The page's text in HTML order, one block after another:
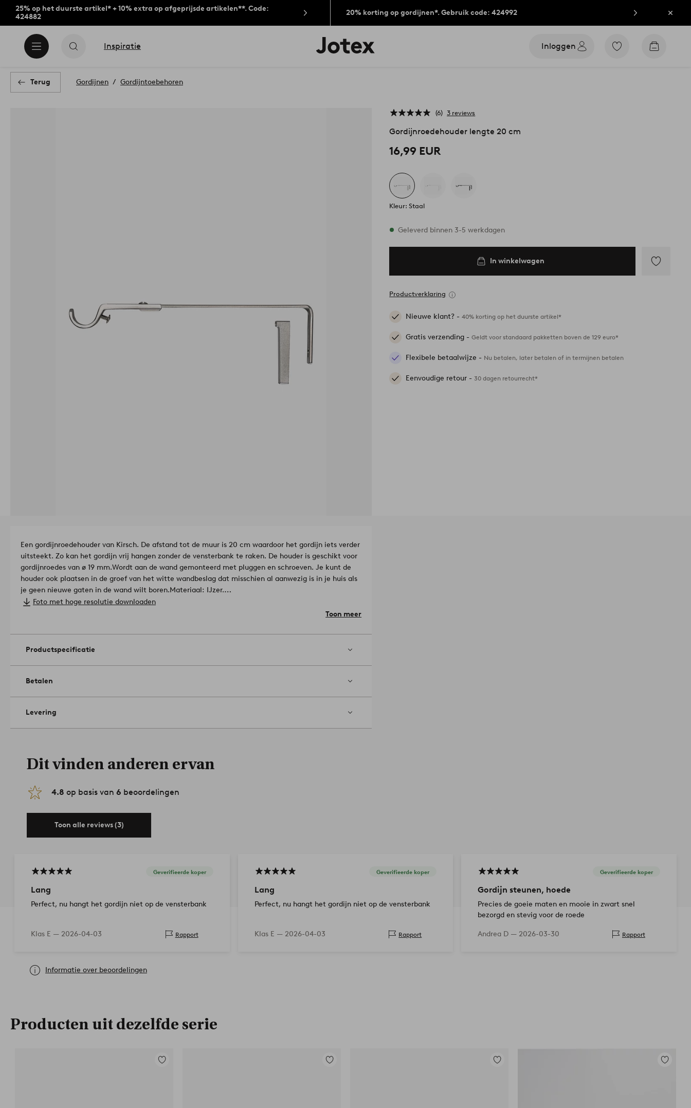
25% op het duurste artikel* + 10% extra op afgeprijsde artikelen**. Code:
424882
20% korting op gordijnen*. Gebruik code: 424992
Inspiratie
Jotex
logo
Inloggen
Ga
Go
Terug Gordijnen Gordijntoebehoren
6 3 reviews
Gordijnroedehouder lengte 20 cm
16,99 EUR
Kleur: Staal
Op voorraad
Geleverd binnen 3-5 werkdagen
In winkelwagen
Productverklaring
Nieuwe klant? -40% korting op het duurste artikel*
Gratis verzending -Geldt voor standaard pakketten boven de 129 euro*
Flexibele betaalwijze - Nu betalen, later betalen of in termijnen betalen
Eenvoudige retour -30 dagen retourrecht*
Een gordijnroedehouder van Kirsch. De afstand tot de muur is 20 cm waardoor het gordijn iets verder
uitsteekt. Zo kan het gordijn vrij hangen zonder de vensterbank te raken. De houder is geschikt voor
gordijnroedes van ø 19 mm.Wordt aan de wand gemonteerd met pluggen en schroeven. Je kunt de
houder ook plaatsen in de groef van het witte wandbeslag dat misschien al aanwezig is in je huis als
je geen nieuwe gaten in de wand wilt boren.Materiaal: IJzer.
Afmetingen: Lengte 20 cm. Geschikt voor gordijnroede ø 19 mm.
Foto met hoge resolutie downloaden
Toon meer
Productspecificatie
Betalen
Levering
Dit vinden anderen ervan
4.8 op basis van 6 beoordelingen
Toon alle reviews (3)
Geverifieerde koper
Lang
Perfect, nu hangt het gordijn niet op de vensterbank
Klas E — 2026-04-03 Rapport
Geverifieerde koper
Lang
Perfect, nu hangt het gordijn niet op de vensterbank
Klas E — 2026-04-03 Rapport
Geverifieerde koper
Gordijn steunen, hoede
Precies de goeie maten en mooie in zwart snel
bezorgd en stevig voor de roede
Andrea D — 2026-03-30 Rapport
Informatie over beoordelingen
Producten uit dezelfde serie
Toevoegen
Toevoegen
Toevoegen